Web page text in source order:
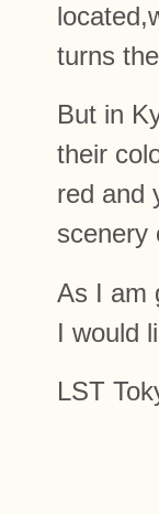
turns
But in
their
red and
scenery
As I am
I would
LST